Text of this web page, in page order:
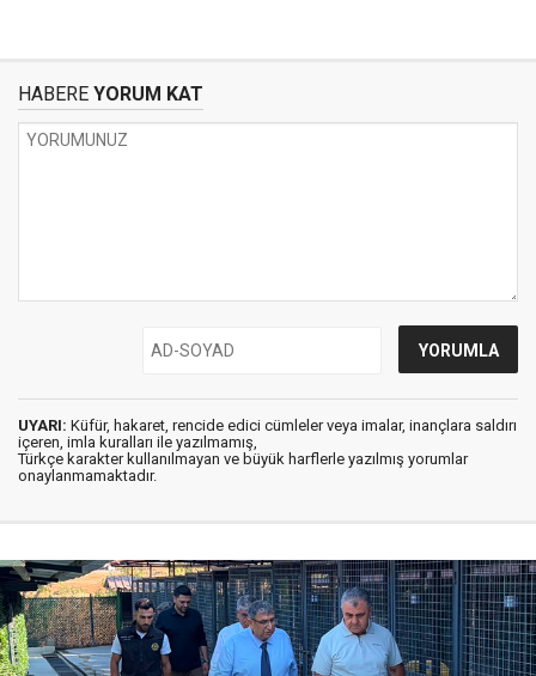
HABERE YORUM KAT
UYARI: Küfür, hakaret, rencide edici cümleler veya imalar, inançlara saldırı
içeren, imla kuralları ile yazılmamış,
Türkçe karakter kullanılmayan ve büyük harflerle yazılmış yorumlar
onaylanmamaktadır.